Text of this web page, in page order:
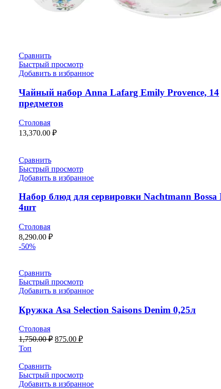
Сравнить
Быстрый просмотр
Добавить в избранное
Чайный набор Anna Lafarg Emily Provence, 14
предметов
Столовая
13,370.00 ₽
Сравнить
Быстрый просмотр
Добавить в избранное
Набор блюд для сервировки Nachtmann Bossa
4шт
Столовая
8,290.00 ₽
-50%
Сравнить
Быстрый просмотр
Добавить в избранное
Кружка Asa Selection Saisons Denim 0,25л
Столовая
1,750.00₽ 875.00 ₽
Топ
Сравнить
Быстрый просмотр
Добавить в избранное